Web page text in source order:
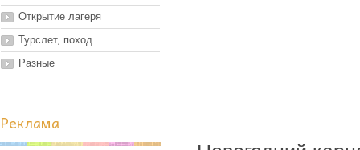
Открытие лагеря
Турслет, поход
Разные
Реклама